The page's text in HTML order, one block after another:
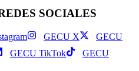
SOCIALES
GECU X
GECU
GECU TikTok
GECU